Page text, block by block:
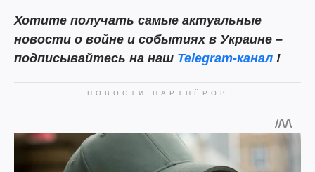
Хотите получать самые актуальные
новости о войне и событиях в Украине –
подписывайтесь на наш Telegram-канал !